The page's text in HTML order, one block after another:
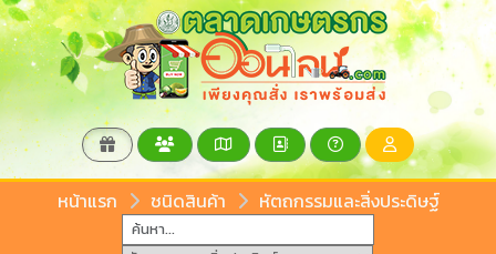
หน้าแรก ชนิดสินค้า หัตถกรรมและสิ่งประดิษฐ์